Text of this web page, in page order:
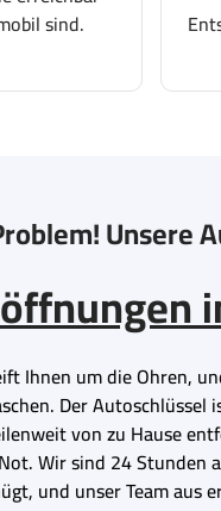
sind.
Ihnen um die Ohren,
Der
von zu Hause
Wir sind 24 Stunden
und unser Team aus